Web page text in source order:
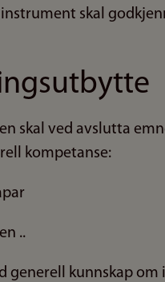
skal
skal ved avslutta
kompetanse:
..
generell kunnskap